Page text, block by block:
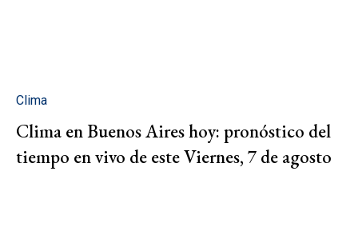
Clima
Clima en Buenos Aires hoy: pronóstico del
tiempo en vivo de este Viernes, 7 de agosto